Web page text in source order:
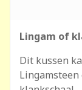
Lingam of
Dit kussen
Lingamsteen